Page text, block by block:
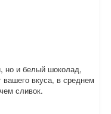
но и белый шоколад,
вашего вкуса, в среднем
сливок.